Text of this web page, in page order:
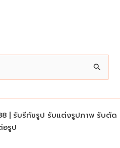
| รับรีทัชรูป รับแต่งรูปภาพ รับตัด
อรูป